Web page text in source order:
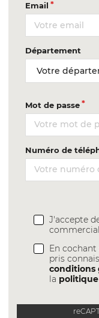
Email
Département
Mot de passe
Numéro de
J'accepte
En cochant
pris
conditions
la